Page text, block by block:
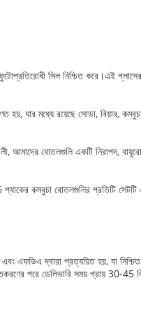
সিল নিশ্চিত করে।এই
যার মধ্যে রয়েছে সোডা, বিয়ার,
আমাদের বোতলগুলি একটি নিরাপদ,
কমবুচা বোতলগুলির প্রতিটি
দ্বারা প্রত্যয়িত হয়, যা নিশ্চিত
পরে ডেলিভারি সময় প্রায় 30-